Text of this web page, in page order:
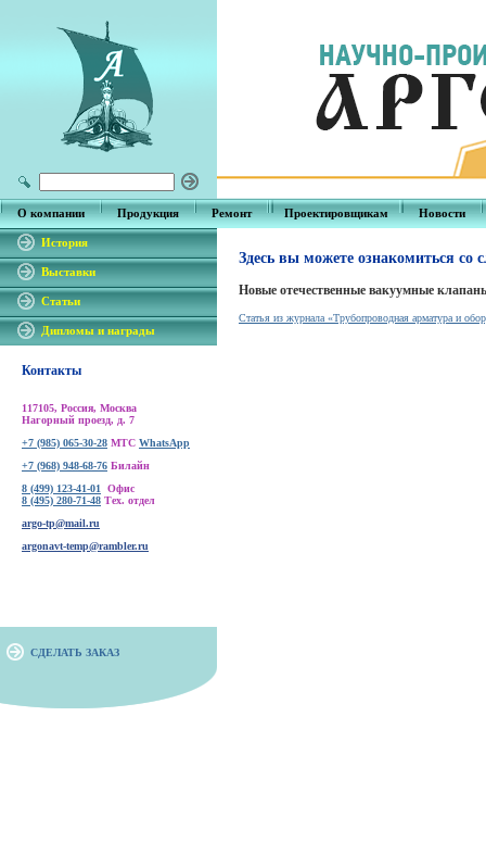
О компании Продукция Ремонт Проектировщикам Новости
История
Выставки
Статьи
Дипломы и награды
Контакты
117105, Россия, Москва
Нагорный проезд, д. 7
+7 (985) 065-30-28 МТС WhatsApp
+7 (968) 948-68-76 Билайн
8 (499) 123-41-01 Офис
8 (495) 280-71-48 Тех. отдел
argo-tp@mail.ru
argonavt-temp@rambler.ru
СДЕЛАТЬ ЗАКАЗ
Здесь вы можете ознакомиться
Новые отечественные вакуумные
Статья из журнала «Трубопроводная арматура и